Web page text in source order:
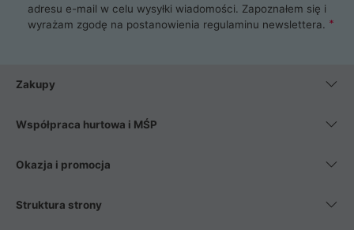
adresu e-mail w celu wysyłki wiadomości. Zapoznałem się i
wyrażam zgodę na postanowienia regulaminu newslettera.
Zakupy
Współpraca hurtowa i MŚP
Okazja i promocja
Struktura strony